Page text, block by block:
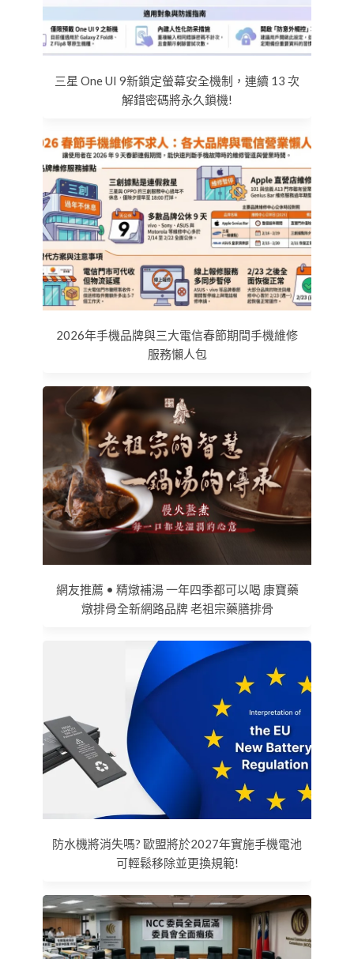
三星 One UI 9新鎖定螢幕安全機制，連續 13 次
解錯密碼將永久鎖機!
2026年手機品牌與三大電信春節期間手機維修
服務懶人包
網友推薦 • 精燉補湯 一年四季都可以喝 康寶藥
燉排骨全新網路品牌 老祖宗藥膳排骨
防水機將消失嗎? 歐盟將於2027年實施手機電池
可輕鬆移除並更換規範!